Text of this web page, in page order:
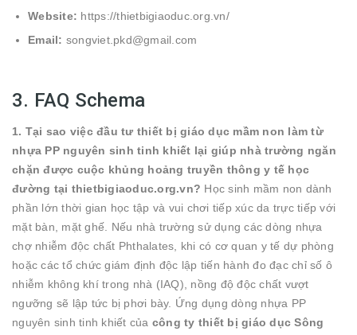
Website: https://thietbigiaoduc.org.vn/
Email: songviet.pkd@gmail.com
3. FAQ Schema
1. Tại sao việc đầu tư thiết bị giáo dục mầm non làm từ
nhựa PP nguyên sinh tinh khiết lại giúp nhà trường ngăn
chặn được cuộc khủng hoảng truyền thông y tế học
đường tại thietbigiaoduc.org.vn? Học sinh mầm non dành
phần lớn thời gian học tập và vui chơi tiếp xúc da trực tiếp với
mặt bàn, mặt ghế. Nếu nhà trường sử dụng các dòng nhựa
chợ nhiễm độc chất Phthalates, khi có cơ quan y tế dự phòng
hoặc các tổ chức giám định độc lập tiến hành đo đạc chỉ số ô
nhiễm không khí trong nhà (IAQ), nồng độ độc chất vượt
ngưỡng sẽ lập tức bị phơi bày. Ứng dụng dòng nhựa PP
nguyên sinh tinh khiết của công ty thiết bị giáo dục Sông